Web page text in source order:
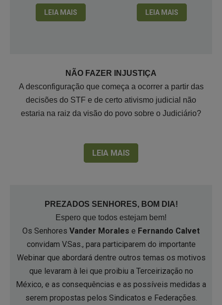
LEIA MAIS LEIA MAIS
NÃO FAZER INJUSTIÇA
A desconfiguração que começa a ocorrer a partir das
decisões do STF e de certo ativismo judicial não
estaria na raiz da visão do povo sobre o Judiciário?
LEIA MAIS
PREZADOS SENHORES, BOM DIA!
Espero que todos estejam bem!
Os Senhores Vander Morales e Fernando Calvet
convidam V.Sas., para participarem do importante
Webinar que abordará dentre outros temas os motivos
que levaram à lei que proibiu a Terceirização no
México, e as consequências e as possíveis medidas a
serem propostas pelos Sindicatos e Federações.